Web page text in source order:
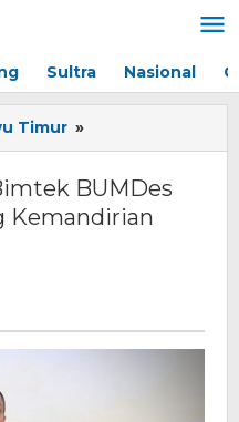
Sultra Nasional
Timur »
Irwan
Bimtek
BUMDes
Ekonomi
BUMDes
Kemandirian